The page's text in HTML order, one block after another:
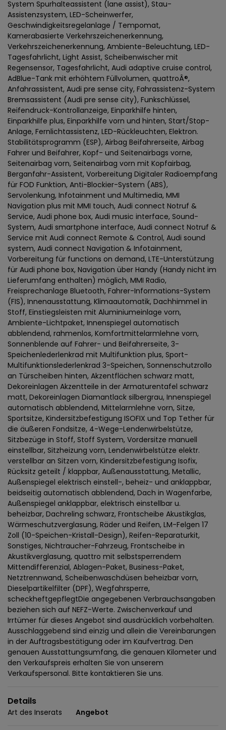
System Spurhalteassistent (lane assist), Stau-
Assistenzsystem, LED-Scheinwerfer,
Geschwindigkeitsregelanlage / Tempomat,
Kamerabasierte Verkehrszeichenerkennung,
Verkehrszeichenerkennung, Ambiente-Beleuchtung, LED-
Tagesfahrlicht, Light Assist, Scheibenwischer mit
Regensensor, Tagesfahrlicht, Audi adaptive cruise control,
AdBlue-Tank mit erhöhtem Füllvolumen, quattroÂ®,
Anfahrassistent, Audi pre sense city, Fahrassistenz-System
Bremsassistent (Audi pre sense city), Funkschlüssel,
Reifendruck-Kontrollanzeige, Einparkhilfe hinten,
Einparkhilfe plus, Einparkhilfe vorn und hinten, Start/Stop-
Anlage, Fernlichtassistenz, LED-Rückleuchten, Elektron.
Stabilitätsprogramm (ESP), Airbag Beifahrerseite, Airbag
Fahrer und Beifahrer, Kopf- und Seitenairbags vorne,
Seitenairbag vorn, Seitenairbag vorn mit Kopfairbag,
Berganfahr-Assistent, Vorbereitung Digitaler Radioempfang
für FOD Funktion, Anti-Blockier-System (ABS),
Servolenkung, Infotainment und Multimedia, MMI
Navigation plus mit MMI touch, Audi connect Notruf &
Service, Audi phone box, Audi music interface, Sound-
System, Audi smartphone interface, Audi connect Notruf &
Service mit Audi connect Remote & Control, Audi sound
system, Audi connect Navigation & Infotainment,
Vorbereitung für functions on demand, LTE-Unterstützung
für Audi phone box, Navigation über Handy (Handy nicht im
Lieferumfang enthalten) möglich, MMI Radio,
Freisprechanlage Bluetooth, Fahrer-Informations-System
(FIS), Innenausstattung, Klimaautomatik, Dachhimmel in
Stoff, Einstiegsleisten mit Aluminiumeinlage vorn,
Ambiente-Lichtpaket, Innenspiegel automatisch
abblendend, rahmenlos, Komfortmittelarmlehne vorn,
Sonnenblende auf Fahrer- und Beifahrerseite, 3-
Speichenlederlenkrad mit Multifunktion plus, Sport-
Multifunktionslederlenkrad 3-Speichen, Sonnenschutzrollo
an Türscheiben hinten, Akzentflächen schwarz matt,
Dekoreinlagen Akzentteile in der Armaturentafel schwarz
matt, Dekoreinlagen Diamantlack silbergrau, Innenspiegel
automatisch abblendend, Mittelarmlehne vorn, Sitze,
Sportsitze, Kindersitzbefestigung ISOFIX und Top Tether für
die äußeren Fondsitze, 4-Wege-Lendenwirbelstütze,
Sitzbezüge in Stoff, Stoff System, Vordersitze manuell
einstellbar, Sitzheizung vorn, Lendenwirbelstütze elektr.
verstellbar an Sitzen vorn, Kindersitzbefestigung Isofix,
Rücksitz geteilt / klappbar, Außenausstattung, Metallic,
Außenspiegel elektrisch einstell-, beheiz- und anklappbar,
beidseitig automatisch abblendend, Dach in Wagenfarbe,
Außenspiegel anklappbar, elektrisch einstellbar u.
beheizbar, Dachreling schwarz, Frontscheibe Akustikglas,
Wärmeschutzverglasung, Räder und Reifen, LM-Felgen 17
Zoll (10-Speichen-Kristall-Design), Reifen-Reparaturkit,
Sonstiges, Nichtraucher-Fahrzeug, Frontscheibe in
Akustikverglasung, quattro mit selbstsperrendem
Mittendifferenzial, Ablagen-Paket, Business-Paket,
Netztrennwand, Scheibenwaschdüsen beheizbar vorn,
Dieselpartikelfilter (DPF), Wegfahrsperre,
scheckheftgepflegtDie angegebenen Verbrauchsangaben
beziehen sich auf NEFZ-Werte. Zwischenverkauf und
Irrtümer für dieses Angebot sind ausdrücklich vorbehalten.
Ausschlaggebend sind einzig und allein die Vereinbarungen
in der Auftragsbestätigung oder im Kaufvertrag. Den
genauen Ausstattungsumfang, die genauen Kilometer und
den Verkaufspreis erhalten Sie von unserem
Verkaufspersonal. Bitte kontaktieren Sie uns.
Details
Art des Inserats Angebot